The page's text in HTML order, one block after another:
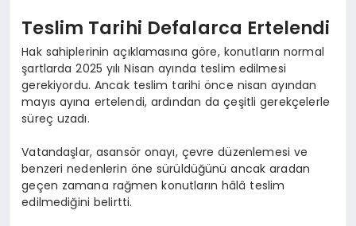
Teslim Tarihi Defalarca Ertelendi
Hak sahiplerinin açıklamasına göre, konutların normal
şartlarda 2025 yılı Nisan ayında teslim edilmesi
gerekiyordu. Ancak teslim tarihi önce nisan ayından
mayıs ayına ertelendi, ardından da çeşitli gerekçelerle
süreç uzadı.
Vatandaşlar, asansör onayı, çevre düzenlemesi ve
benzeri nedenlerin öne sürüldüğünü ancak aradan
geçen zamana rağmen konutların hâlâ teslim
edilmediğini belirtti.